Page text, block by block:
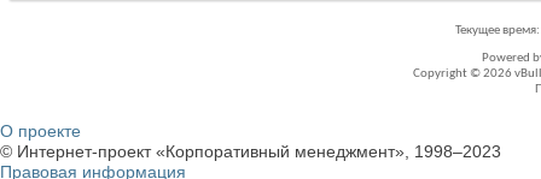
Текущее время:
Powered
Copyright © 2026
О проекте
© Интернет-проект «Корпоративный менеджмент», 1998–2023
Правовая информация